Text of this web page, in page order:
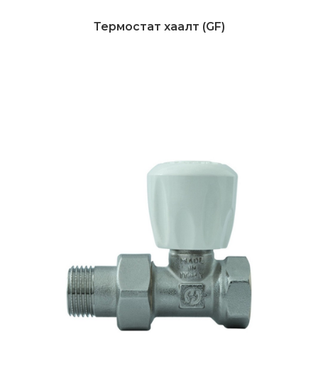
ДэлгэрэнгүйТермостат хаалт (GF)